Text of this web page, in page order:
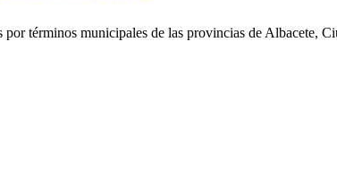
términos municipales de las provincias de Albacete,